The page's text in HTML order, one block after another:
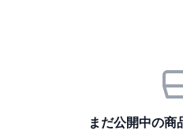
まだ公開中の商